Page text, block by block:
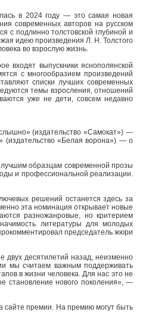
в 2024 году — это самая новая
современных авторов на русском
с подлинно толстовской глубиной и
идею произведения Л. Н. Толстого
во взрослую жизнь.
входят выпускники яснополянской
с многообразием произведений
списки лучших современных
темы взросления, отношений
уже не дети, совсем недавно
(издательство «Самокат») —
(издательство «Белая ворона») — о
образцам современной прозы
и профессиональной реализации.
решений останется здесь за
эта номинация открывает новые
разножанровые, но критерием
литературы для молодых
председатель жюри
двух десятилетий назад, неизменно
мы считаем важным поддерживать
в жизни человека. Для нас это не
становление нового поколения», —
сайте премии. На премию могут быть